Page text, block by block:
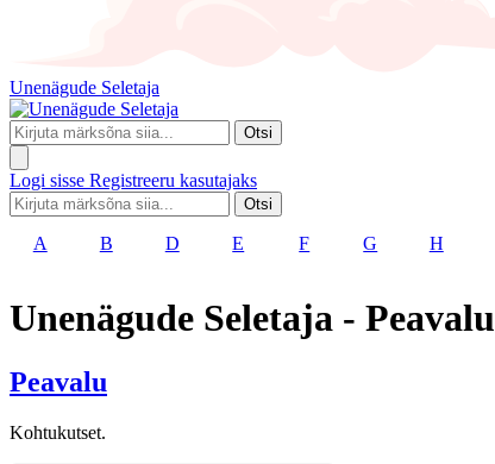
Unenägude Seletaja
Otsi
Logi sisse Registreeru kasutajaks
Otsi
A B D E F G H
Unenägude Seletaja - Peavalu
Peavalu
Kohtukutset.